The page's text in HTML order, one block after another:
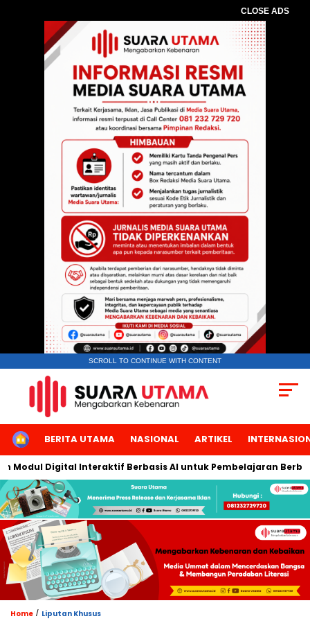
CLOSE ADS
SCROLL TO CONTINUE WITH CONTENT
HOMEBERITA UTAMA NASIONAL ARTIKEL
Digital Interaktif Berbasis AI untuk Pembelajaran Berbicara
Home / Liputan Khusus